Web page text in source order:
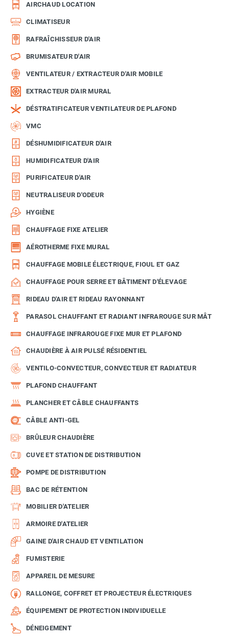
AIRCHAUD LOCATION
CLIMATISEUR
RAFRAÎCHISSEUR D'AIR
BRUMISATEUR D'AIR
VENTILATEUR / EXTRACTEUR D'AIR MOBILE
EXTRACTEUR D'AIR MURAL
DÉSTRATIFICATEUR VENTILATEUR DE PLAFOND
VMC
DÉSHUMIDIFICATEUR D'AIR
HUMIDIFICATEUR D'AIR
PURIFICATEUR D'AIR
NEUTRALISEUR D'ODEUR
HYGIÈNE
CHAUFFAGE FIXE ATELIER
AÉROTHERME FIXE MURAL
CHAUFFAGE MOBILE ÉLECTRIQUE, FIOUL ET GAZ
CHAUFFAGE POUR SERRE ET BÂTIMENT D'ÉLEVAGE
RIDEAU D'AIR ET RIDEAU RAYONNANT
PARASOL CHAUFFANT ET RADIANT INFRAROUGE SUR MÂT
CHAUFFAGE INFRAROUGE FIXE MUR ET PLAFOND
CHAUDIÈRE À AIR PULSÉ RÉSIDENTIEL
VENTILO-CONVECTEUR, CONVECTEUR ET RADIATEUR
PLAFOND CHAUFFANT
PLANCHER ET CÂBLE CHAUFFANTS
CÂBLE ANTI-GEL
BRÛLEUR CHAUDIÈRE
CUVE ET STATION DE DISTRIBUTION
POMPE DE DISTRIBUTION
BAC DE RÉTENTION
MOBILIER D'ATELIER
ARMOIRE D'ATELIER
GAINE D'AIR CHAUD ET VENTILATION
FUMISTERIE
APPAREIL DE MESURE
RALLONGE, COFFRET ET PROJECTEUR ÉLECTRIQUES
ÉQUIPEMENT DE PROTECTION INDIVIDUELLE
DÉNEIGEMENT